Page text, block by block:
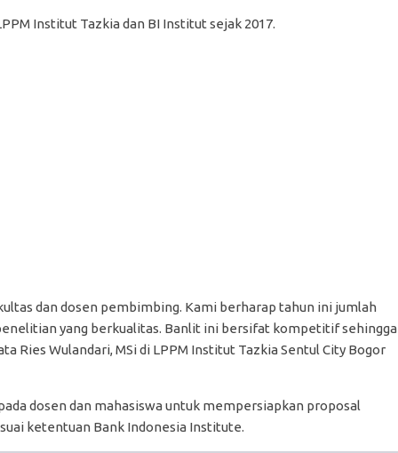
Institut Tazkia dan BI Institut sejak 2017.
dan dosen pembimbing. Kami berharap tahun ini jumlah
yang berkualitas. Banlit ini bersifat kompetitif sehingga
Ries Wulandari, MSi di LPPM Institut Tazkia Sentul City Bogor
dosen dan mahasiswa untuk mempersiapkan proposal
ketentuan Bank Indonesia Institute.